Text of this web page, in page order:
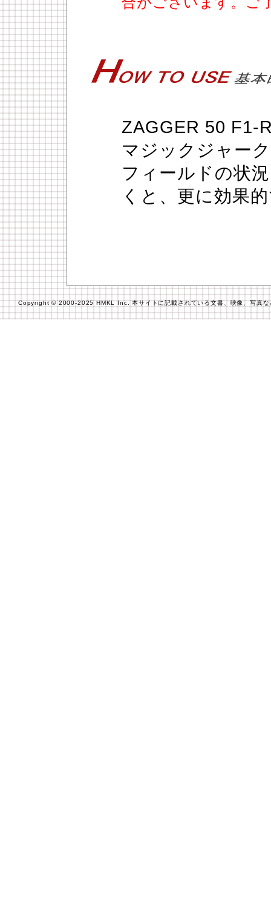
ZAGGER 50 F1-
マジックジャー
フィールドの状
くと、更に効果
Copyright © 2000-2025 HMKL Inc. 本サイトに記載されている文書、映像、写真な